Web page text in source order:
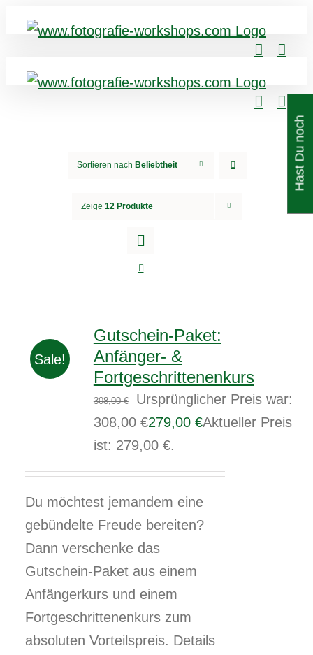
Sortieren nach Beliebtheit
Zeige 12 Produkte
Sale!
Gutschein-Paket:
Anfänger- &
Fortgeschrittenenkurs
308,00€
Ursprünglicher Preis war:
308,00 €279,00 €Aktueller Preis
ist: 279,00 €.
Du möchtest jemandem eine
gebündelte Freude bereiten?
Dann verschenke das
Gutschein-Paket aus einem
Anfängerkurs und einem
Fortgeschrittenenkurs zum
absoluten Vorteilspreis. Details
H
a
s
t
D
u
n
c
h
F
r
a
g
e
n